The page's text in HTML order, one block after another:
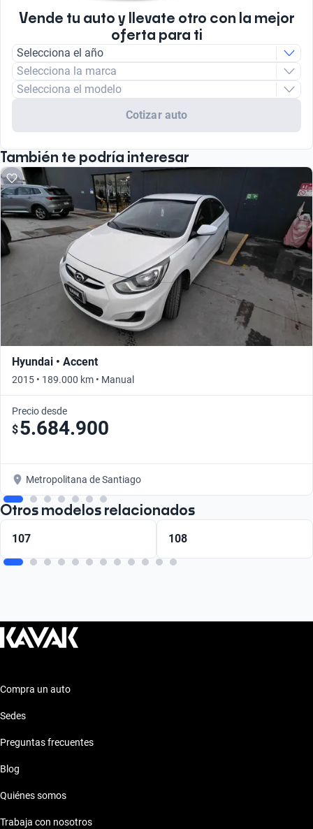
Vende tu auto y llevate otro con la mejor
oferta para ti
Selecciona el año
Selecciona la marca
Selecciona el modelo
Cotizar auto
También te podría interesar
Hyundai • Accent
2015 • 189.000 km • Manual
Precio desde
$5.684.900
Metropolitana de Santiago
Otros modelos relacionados
107 108
Compra un auto
Sedes
Preguntas frecuentes
Blog
Quiénes somos
Trabaja con nosotros